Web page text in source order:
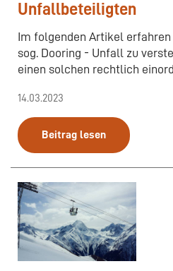
Unfallbeteiligten
Im folgenden Artikel
sog. Dooring - Unfall zu
einen solchen rechtlich
14.03.2023
Beitrag lesen